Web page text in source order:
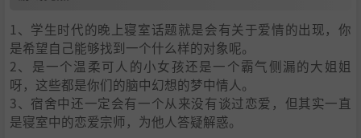
1、学生时代的晚上寝室话题就是会有关于爱情的出现，你
是希望自己能够找到一个什么样的对象呢。
2、是一个温柔可人的小女孩还是一个霸气侧漏的大姐姐
呀，这些都是你们的脑中幻想的梦中情人。
3、宿舍中还一定会有一个从来没有谈过恋爱，但其实一直
是寝室中的恋爱宗师，为他人答疑解惑。